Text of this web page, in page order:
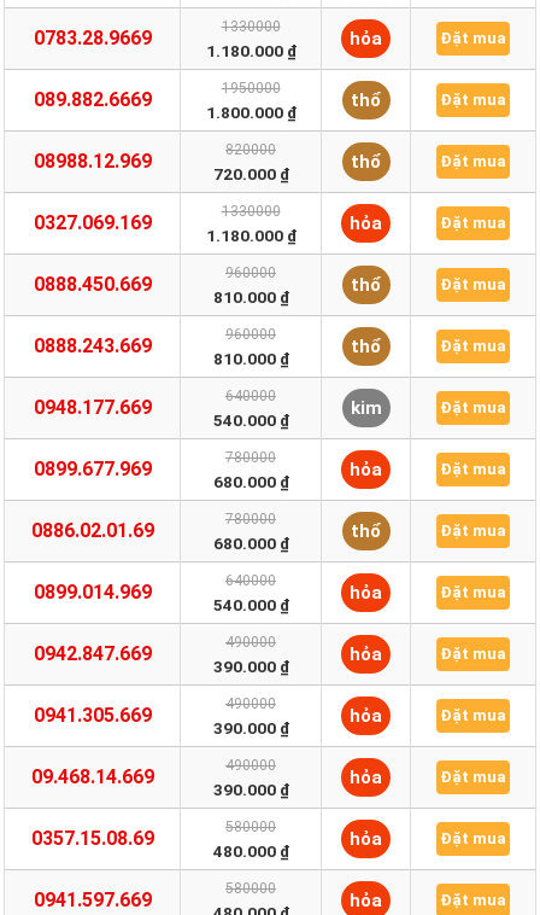
0783.28.9669 1330000
1.180.000 ₫
hỏa Đặt mua
089.882.6669 1950000
1.800.000 ₫
thổ Đặt mua
08988.12.969 820000
720.000 ₫
thổ Đặt mua
0327.069.169 1330000
1.180.000 ₫
hỏa Đặt mua
0888.450.669 960000
810.000 ₫
thổ Đặt mua
0888.243.669 960000
810.000 ₫
thổ Đặt mua
0948.177.669 640000
540.000 ₫
kim Đặt mua
0899.677.969 780000
680.000 ₫
hỏa Đặt mua
0886.02.01.69 780000
680.000 ₫
thổ Đặt mua
0899.014.969 640000
540.000 ₫
hỏa Đặt mua
0942.847.669 490000
390.000 ₫
hỏa Đặt mua
0941.305.669 490000
390.000 ₫
hỏa Đặt mua
09.468.14.669 490000
390.000 ₫
hỏa Đặt mua
0357.15.08.69 580000
480.000 ₫
hỏa Đặt mua
0941.597.669 580000
hỏa Đặt mua